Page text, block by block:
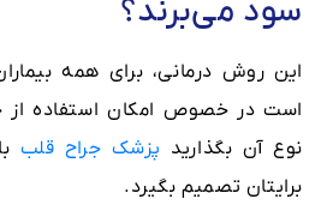
سود می‌برند؟
این روش درمانی، برای همه
است در خصوص امکان استفاده از
نوع آن بگذارید پزشک جراح قلب
برایتان تصمیم بگیرد.